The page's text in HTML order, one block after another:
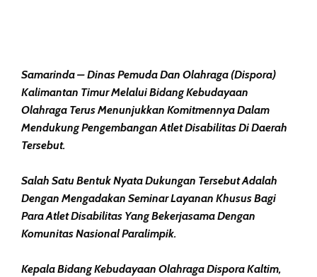
Samarinda – Dinas Pemuda Dan Olahraga (Dispora)
Kalimantan Timur Melalui Bidang Kebudayaan
Olahraga Terus Menunjukkan Komitmennya Dalam
Mendukung Pengembangan Atlet Disabilitas Di Daerah
Tersebut.
Salah Satu Bentuk Nyata Dukungan Tersebut Adalah
Dengan Mengadakan Seminar Layanan Khusus Bagi
Para Atlet Disabilitas Yang Bekerjasama Dengan
Komunitas Nasional Paralimpik.
Kepala Bidang Kebudayaan Olahraga Dispora Kaltim,